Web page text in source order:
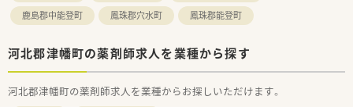
鹿島郡中能登町
鳳珠郡穴水町 鳳珠郡能登町
河北郡津幡町の薬剤師求人を業種から探す
河北郡津幡町の薬剤師求人を業種からお探しいただけます。